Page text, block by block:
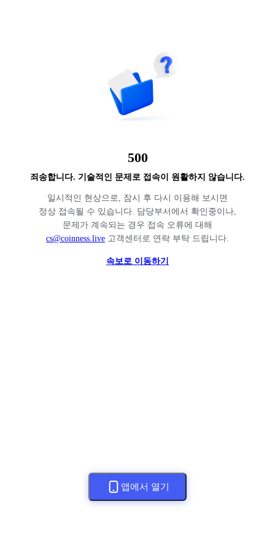
500
죄송합니다. 기술적인 문제로 접속이 원활하지 않습니다.
일시적인 현상으로, 잠시 후 다시 이용해 보시면
정상 접속될 수 있습니다. 담당부서에서 확인중이나,
문제가 계속되는 경우 접속 오류에 대해
cs@coinness.live 고객센터로 연락 부탁 드립니다.
속보로 이동하기
앱에서 열기